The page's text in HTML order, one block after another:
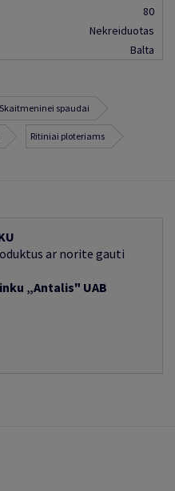
80
Nekreiduotas
Balta
Skaitmeninei spaudai
Ritiniai ploteriams
ar norite gauti
„Antalis" UAB